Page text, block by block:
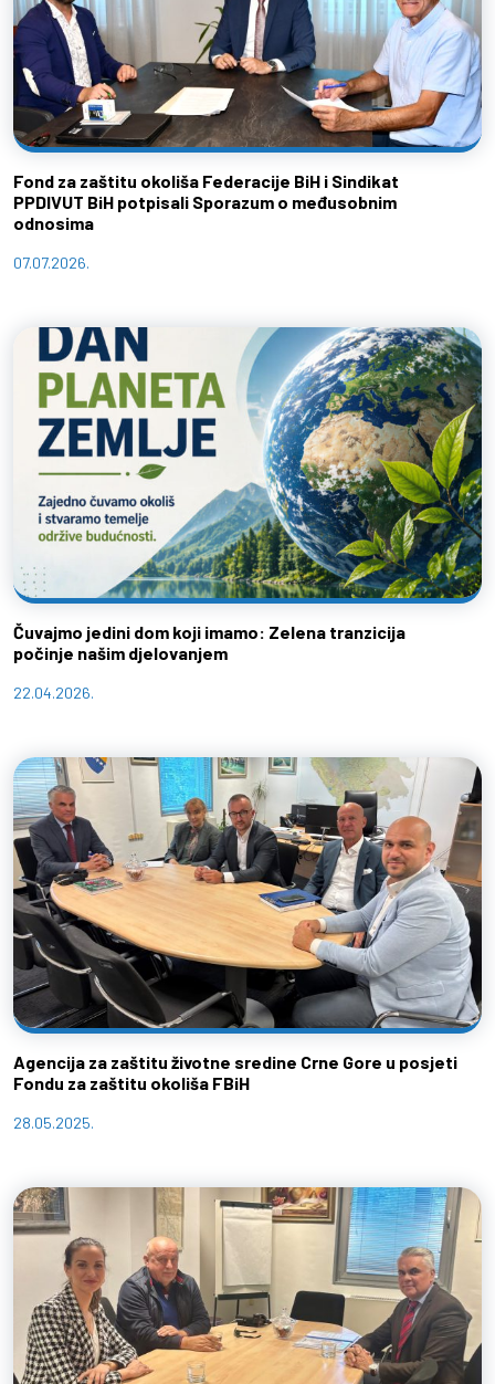
Fond za zaštitu okoliša Federacije BiH i Sindikat
PPDIVUT BiH potpisali Sporazum o međusobnim
odnosima
07.07.2026.
Čuvajmo jedini dom koji imamo: Zelena tranzicija
počinje našim djelovanjem
22.04.2026.
Agencija za zaštitu životne sredine Crne Gore u posjeti
Fondu za zaštitu okoliša FBiH
28.05.2025.